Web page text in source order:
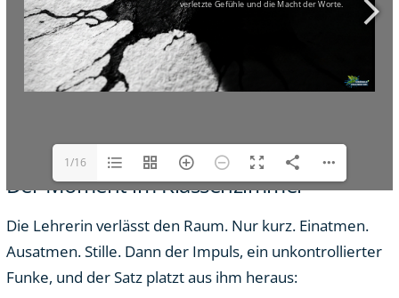
1/16
Der Moment im Klassenzimmer
Die Lehrerin verlässt den Raum. Nur kurz. Einatmen.
Ausatmen. Stille. Dann der Impuls, ein unkontrollierter
Funke, und der Satz platzt aus ihm heraus: